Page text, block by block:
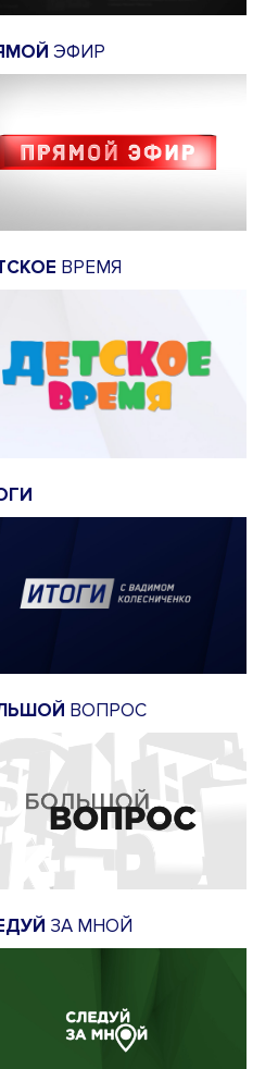
ЭФИР
ВРЕМЯ
ВОПРОС
ЗА МНОЙ